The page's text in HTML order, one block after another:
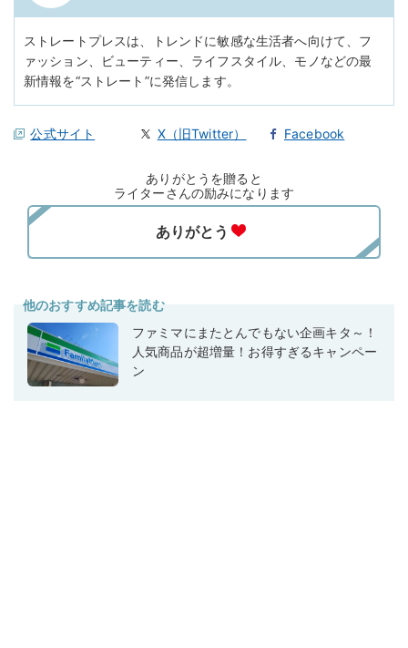
ストレートプレスは、トレンドに敏感な生活者へ向けて、フ
ァッション、ビューティー、ライフスタイル、モノなどの最
新情報を“ストレート”に発信します。
公式サイト X（旧Twitter） Facebook
ありがとうを贈ると
ライターさんの励みになります
他のおすすめ記事を読む
ファミマにまたとんでもない企画キタ～！
人気商品が超増量！お得すぎるキャンペー
ン